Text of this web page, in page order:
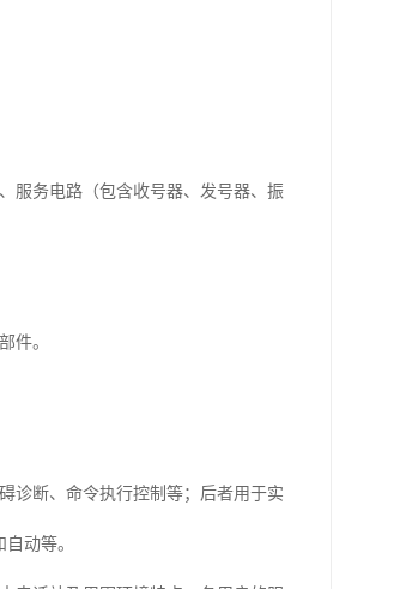
服务电路（包含收号器、发号器、振
件。
诊断、命令执行控制等；后者用于实
动等。